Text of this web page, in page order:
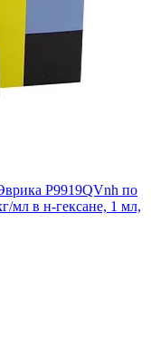
P9919QVnh по
мл в н-гексане, 1 мл,